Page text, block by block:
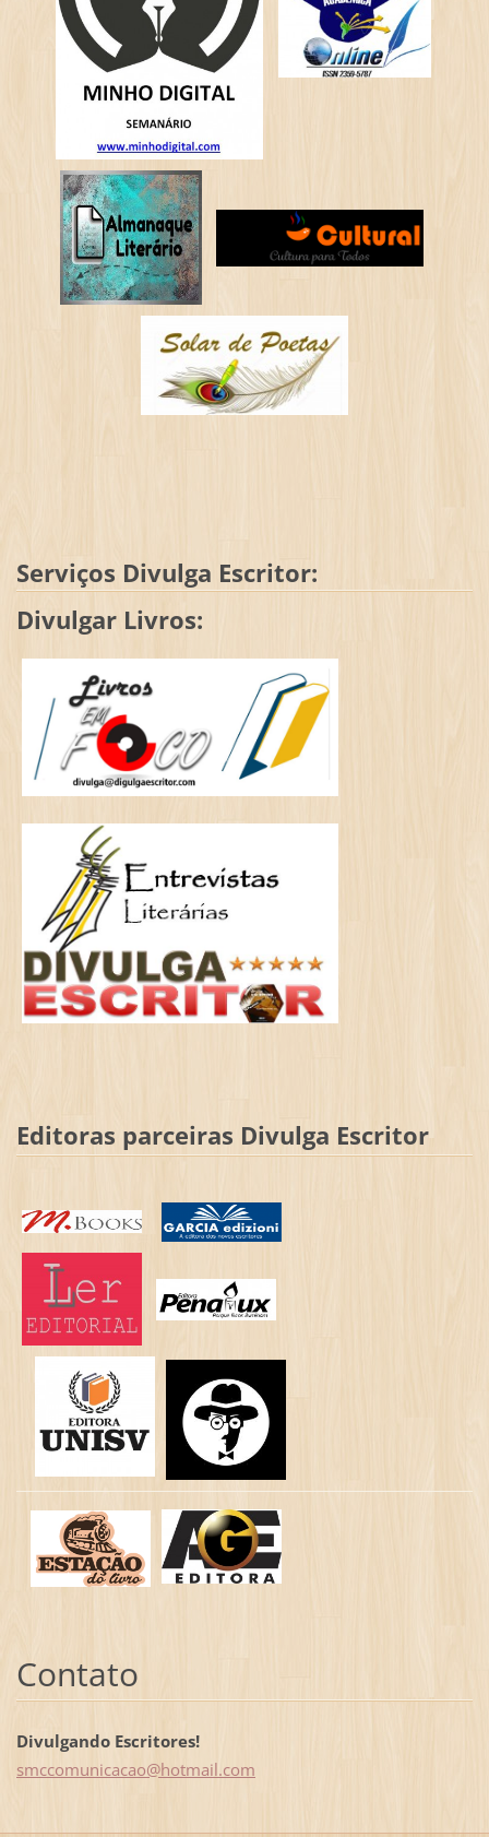
Serviços Divulga Escritor:
Divulgar Livros:
Editoras parceiras Divulga Escritor
Contato
Divulgando Escritores!
smccomunicacao@hotmail.com